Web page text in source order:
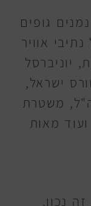
גופים
אוויר
יוניברסל
ישראל,
משטרת
מאות
נכון.